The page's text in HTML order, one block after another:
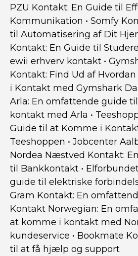
PZU Kontakt: En Guide til
Kommunikation • Somfy
til Automatisering af Dit
Kontakt: En Guide til
ewii erhverv kontakt •
Kontakt: Find Ud af
i Kontakt med Gymshark
Arla: En omfattende guide
kontakt med Arla •
Guide til at Komme i
Teeshoppen • Jobcenter
Nordea Næstved Kontakt:
til Bankkontakt •
guide til elektriske
Gram Kontakt: En
Kontakt Norwegian: En
at komme i kontakt med
kundeservice • Bookmate
til at få hjælp og support